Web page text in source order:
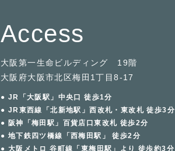
Access
大阪第一生命ビルディング 19階
大阪府大阪市北区梅田1丁目8-17
● JR「大阪駅」中央口 徒歩1分
● JR東西線「北新地駅」西改札・東改札 徒歩3分
● 阪神「梅田駅」百貨店口東改札 徒歩2分
● 地下鉄四ツ橋線「西梅田駅」 徒歩2分
● 大阪メトロ 谷町線「東梅田駅」より 徒歩約3分